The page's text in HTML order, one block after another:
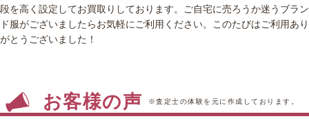
段を高く設定してお買取りしております。ご自宅に売ろうか迷うブラン
ド服がございましたらお気軽にご利用ください。このたびはご利用あり
がとうございました！
お客様の声 ※査定士の体験を元に作成しております。